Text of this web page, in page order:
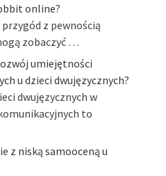
online?
przygód z pewnością
zobaczyć …
umiejętności
u dzieci dwujęzycznych?
dwujęzycznych w
to
z niską samooceną u